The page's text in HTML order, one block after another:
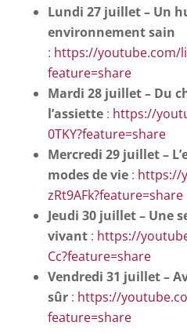
Lundi 27 juillet – Un
environnement sain
: https://youtube.com/
feature=share
Mardi 28 juillet – Du
l’assiette: https://
0TKY?feature=share
Mercredi 29 juillet –
modes de vie: https://
zRt9AFk?feature=share
Jeudi 30 juillet – Une
vivant: https://
Cc?feature=share
Vendredi 31 juillet –
sûr: https://
feature=share